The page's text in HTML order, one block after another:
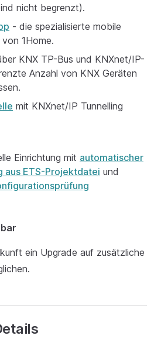
nicht begrenzt).
- die spezialisierte mobile
1Home.
KNX TP-Bus und KNXnet/IP-
Anzahl von KNX Geräten
mit KNXnet/IP Tunnelling
Einrichtung mit automatischer
aus ETS-Projektdatei und
ein Upgrade auf zusätzliche